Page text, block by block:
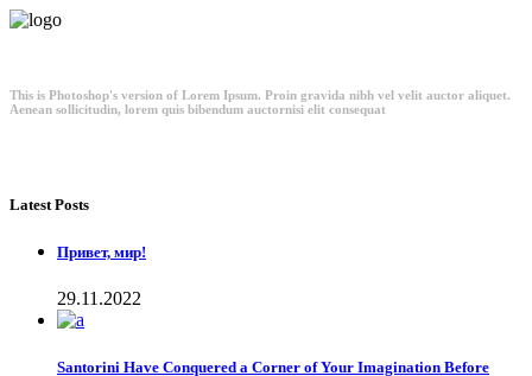
This is Photoshop's version of Lorem Ipsum. Proin gravida nibh vel velit auctor aliquet.
Aenean sollicitudin, lorem quis bibendum auctornisi elit consequat
Latest Posts
Привет, мир!
29.11.2022
Santorini Have Conquered a Corner of Your Imagination Before